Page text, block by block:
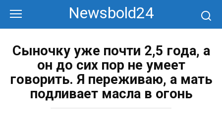
контенту
Newsbold24
Сыночку уже почти 2,5 года, а
он до сих пор не умеет
говорить. Я переживаю, а мать
подливает масла в огонь